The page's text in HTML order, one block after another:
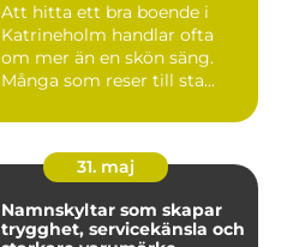
Att hitta ett bra boende i
Katrineholm handlar ofta
om mer än en skön säng.
Många som reser till sta...
31. maj
Namnskyltar som skapar
trygghet, servicekänsla och